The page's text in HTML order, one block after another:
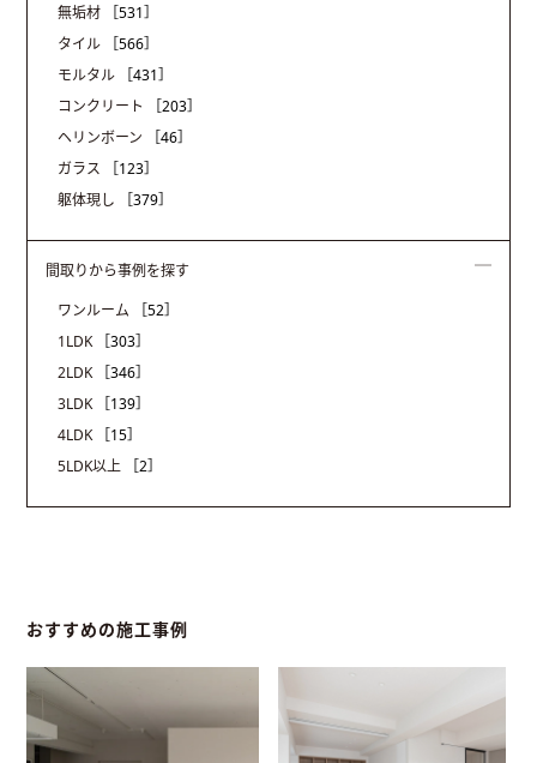
無垢材
［531］
タイル
［566］
モルタル
［431］
コンクリート
［203］
ヘリンボーン
［46］
ガラス
［123］
躯体現し
［379］
間取りから事例を探す
ワンルーム
［52］
1LDK
［303］
2LDK
［346］
3LDK
［139］
4LDK
［15］
5LDK以上
［2］
おすすめの施工事例